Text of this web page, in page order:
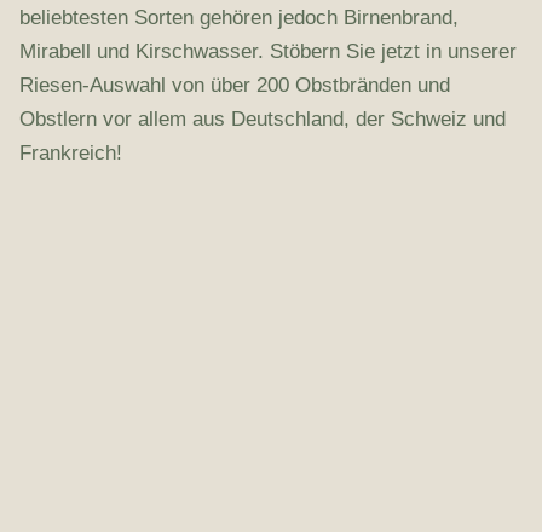
beliebtesten Sorten gehören jedoch Birnenbrand,
Mirabell und Kirschwasser. Stöbern Sie jetzt in unserer
Riesen-Auswahl von über 200 Obstbränden und
Obstlern vor allem aus Deutschland, der Schweiz und
Frankreich!